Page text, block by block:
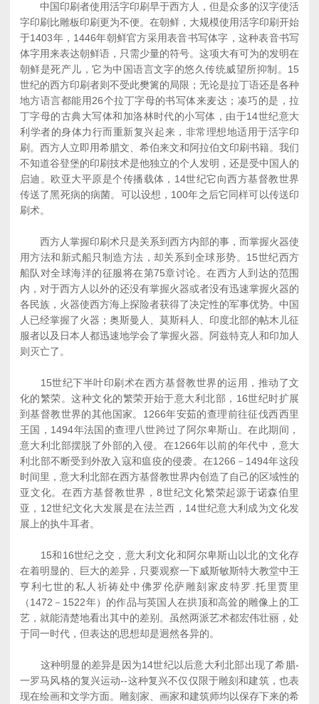
中国印刷者使用活字印刷早于西方人，但是众多的汉字使活
字印刷比雕板印刷更为不便。在朝鲜，大规模使用活字印刷开始
于1403年，1446年朝鲜官方采用表音书写体字，这种表音书写
体字用来表达朝鲜语，只需少量的符号。这项大有可为的发明在
朝鲜是死产儿，它为中国语言文字的悠久传统威望所抑制。15
世纪的西方印刷者则不受此樊篱的局限；无论是拉丁语还是各种
地方语言都能用26个拉丁字母的书写体来麦达；凑巧的是，拉
丁字母的古典大写体和加洛林时代的小写体，由于14世纪意大
利学者的身体力行而重新复兴起来，非常理想地适用于活字印
刷。西方人立即用希腊文、希伯来文和阿拉伯文印刷书籍。我们
不知道谷登堡的印刷技术是他独立的个人发明，还是受中国人的
启迪。欧亚大平原是个传播载体，14世纪它向西方基督教世界
传送了黑死病的病菌。可以设想，100年之后它同样可以传送印
刷术。
西方人掌握印刷术只是关系到西方内部的事，而掌握火器使
用方法和新式船只制造方法，却关系到全球形势。15世纪西方
船队对全球海洋的征服将在第75章讨论。在西方人到达的范围
内，对于西方人以外的还没有掌握火器或者没有迅速掌握火器的
各民族，火器使西方海上探险者获得了决定性的军事优势。中国
人已经掌握了火器；奥斯曼人、莫斯科人、印度北部的帖木儿征
服者以及日本人都迅速地学会了掌握火器。阿兹特克人和印加人
则灭亡了。
15世纪下半叶印刷术在西方基督教世界的运用，推动了文
化的繁荣。这种文化的繁荣开始于意大利北部，16世纪时扩展
到基督教世界的其他国家。1266年安茹的查理前往征伐西西里
王国，1494年法国的查理八世跨过了阿尔卑斯山。在此期间，
意大利北部摆脱了外部的入侵。在1266年以前的年代中，意大
利北部不断受到外敌入寇和瘟疫的侵袭。在1266－1494年这段
时间里，意大利北部在西方基督教世界内创造了自己的区域性的
亚文化。在西方基督教世界，8世纪文化繁荣起源于诺森伯里
亚，12世纪文化大发展是在法兰西，14世纪意大利成为文化发
展上的执牛耳者。
15和16世纪之交，意大利文化和阿尔卑斯山以北的文化存
在着明显的、巨大的差异，只要观察一下威斯敏斯特大教堂中王
亨利七世的私人祈祷处中佛罗伦萨雕刻家皮特罗.托里贾里
（1472－1522年）的作品与英国人在拱顶和高耸的雕像上的工
艺，就能清楚地看出其中的差别。虽然两派艺术都宏伟壮丽，处
于同一时代，但表达的思想却是迥然各异的。
这种明显的差异是因为14世纪以后意大利北部出现了希腊-
一罗马风格的复兴运动--这种复兴不仅仅限于雕刻和建筑，也表
现在绘画和文学方面。雕刻家、画家和建筑师均以保存下来的希